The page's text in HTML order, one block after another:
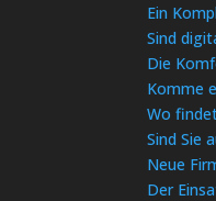
Ein
Sind
Die
Komme
Wo
Sind Sie
Neue
Der